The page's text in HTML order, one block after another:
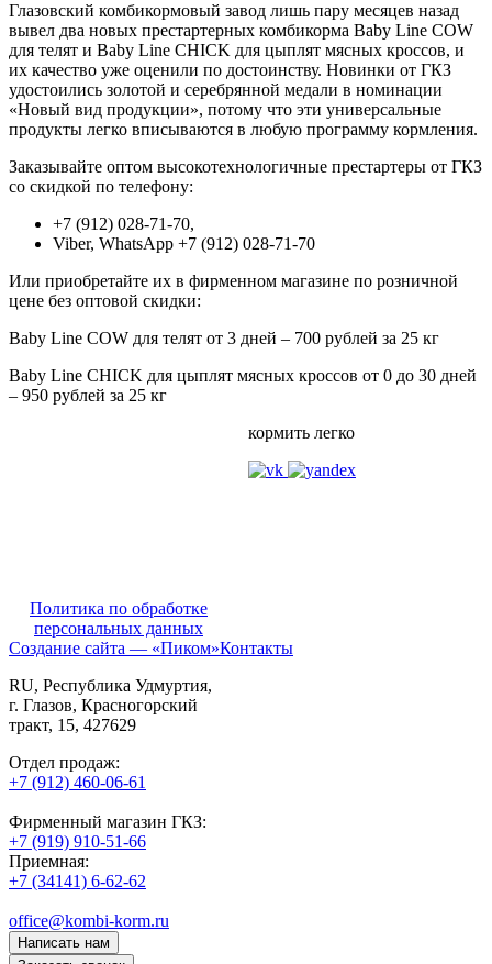
Глазовский комбикормовый завод лишь пару месяцев назад
вывел два новых престартерных комбикорма Baby Line COW
для телят и Baby Line CHICK для цыплят мясных кроссов, и
их качество уже оценили по достоинству. Новинки от ГКЗ
удостоились золотой и серебрянной медали в номинации
«Новый вид продукции», потому что эти универсальные
продукты легко вписываются в любую программу кормления.
Заказывайте оптом высокотехнологичные престартеры от ГКЗ
со скидкой по телефону:
+7 (912) 028-71-70,
Viber, WhatsApp +7 (912) 028-71-70
Или приобретайте их в фирменном магазине по розничной
цене без оптовой скидки:
Baby Line COW для телят от 3 дней – 700 рублей за 25 кг
Baby Line CHICK для цыплят мясных кроссов от 0 до 30 дней
– 950 рублей за 25 кг
кормить легко
Политика по обработке
персональных данных
Создание сайта — «Пиком»Контакты
RU, Республика Удмуртия,
г. Глазов, Красногорский
тракт, 15, 427629
Отдел продаж:
+7 (912) 460-06-61
Фирменный магазин ГКЗ:
+7 (919) 910-51-66
Приемная:
+7 (34141) 6-62-62
office@kombi-korm.ru
Написать нам